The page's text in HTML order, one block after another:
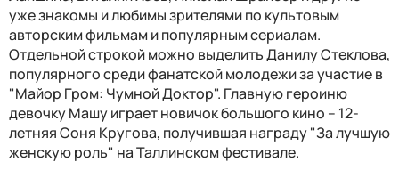
уже знакомы и любимы зрителями по культовым
авторским фильмам и популярным сериалам.
Отдельной строкой можно выделить Данилу Стеклова,
популярного среди фанатской молодежи за участие в
"Майор Гром: Чумной Доктор". Главную героиню
девочку Машу играет новичок большого кино – 12-
летняя Соня Кругова, получившая награду "За лучшую
женскую роль" на Таллинском фестивале.